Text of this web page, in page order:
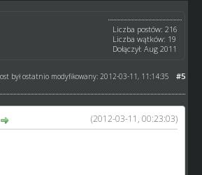
Liczba postów: 216
Liczba wątków: 19
Dołączył: Aug 2011
#5
był ostatnio modyfikowany: 2012-03-11, 11:14:35
(2012-03-11, 00:23:03)